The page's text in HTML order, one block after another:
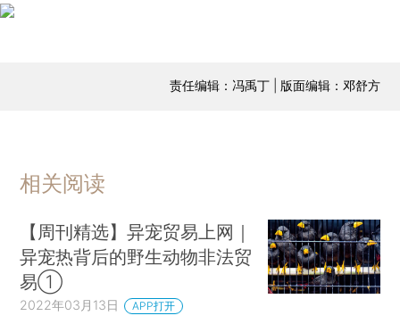
责任编辑：冯禹丁 | 版面编辑：邓舒方
相关阅读
【周刊精选】异宠贸易上网｜
异宠热背后的野生动物非法贸
易①
2022年03月13日 APP打开